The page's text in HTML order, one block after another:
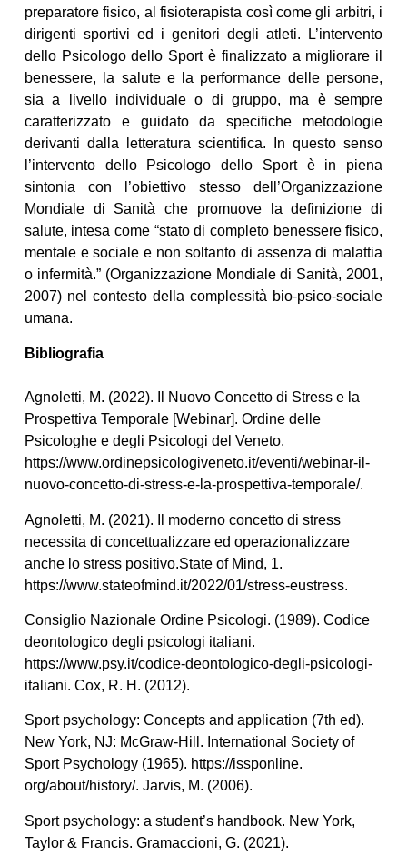
preparatore fisico, al fisioterapista così come gli arbitri, i
dirigenti sportivi ed i genitori degli atleti. L’intervento
dello Psicologo dello Sport è finalizzato a migliorare il
benessere, la salute e la performance delle persone,
sia a livello individuale o di gruppo, ma è sempre
caratterizzato e guidato da specifiche metodologie
derivanti dalla letteratura scientifica. In questo senso
l’intervento dello Psicologo dello Sport è in piena
sintonia con l’obiettivo stesso dell’Organizzazione
Mondiale di Sanità che promuove la definizione di
salute, intesa come “stato di completo benessere fisico,
mentale e sociale e non soltanto di assenza di malattia
o infermità.” (Organizzazione Mondiale di Sanità, 2001,
2007) nel contesto della complessità bio-psico-sociale
umana.
Bibliografia
Agnoletti, M. (2022). Il Nuovo Concetto di Stress e la
Prospettiva Temporale [Webinar]. Ordine delle
Psicologhe e degli Psicologi del Veneto.
https://www.ordinepsicologiveneto.it/eventi/webinar-il-
nuovo-concetto-di-stress-e-la-prospettiva-temporale/.
Agnoletti, M. (2021). Il moderno concetto di stress
necessita di concettualizzare ed operazionalizzare
anche lo stress positivo.State of Mind, 1.
https://www.stateofmind.it/2022/01/stress-eustress.
Consiglio Nazionale Ordine Psicologi. (1989). Codice
deontologico degli psicologi italiani.
https://www.psy.it/codice-deontologico-degli-psicologi-
italiani. Cox, R. H. (2012).
Sport psychology: Concepts and application (7th ed).
New York, NJ: McGraw-Hill. International Society of
Sport Psychology (1965). https://issponline.
org/about/history/. Jarvis, M. (2006).
Sport psychology: a student’s handbook. New York,
Taylor & Francis. Gramaccioni, G. (2021).